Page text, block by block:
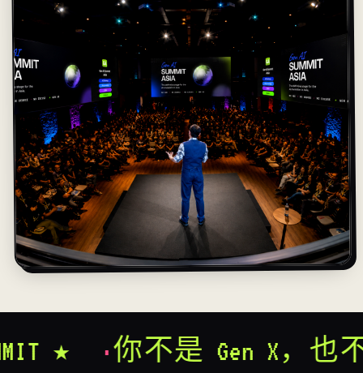
是 Gen X，也不是 Gen Y